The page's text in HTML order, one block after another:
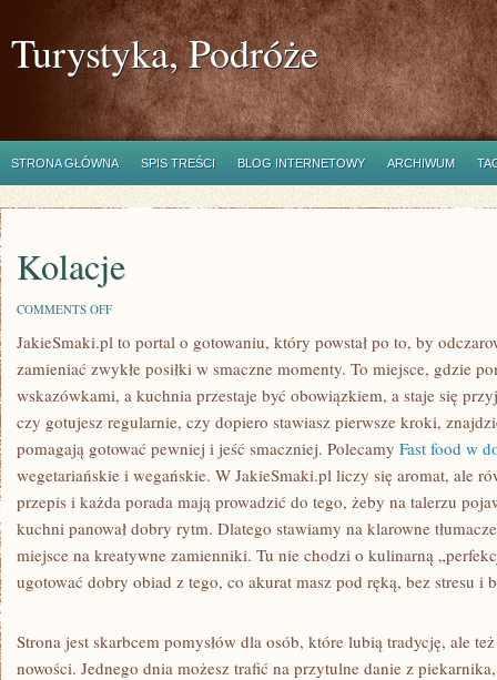
Turystyka, Podróże
STRONA GŁÓWNA SPIS TREŚCI BLOG INTERNETOWY ARCHIWUM
Kolacje
COMMENTS OFFON
JakieSmaki.pl to portal o gotowaniu, który powstał po to, by
zamieniać zwykłe posiłki w smaczne momenty. To miejsce, gdzie
wskazówkami, a kuchnia przestaje być obowiązkiem, a staje się
czy gotujesz regularnie, czy dopiero stawiasz pierwsze kroki,
pomagają gotować pewniej i jeść smaczniej. Polecamy Fast food w
wegetariańskie i wegańskie. W JakieSmaki.pl liczy się aromat, ale
przepis i każda porada mają prowadzić do tego, żeby na talerzu
kuchni panował dobry rytm. Dlatego stawiamy na klarowne
miejsce na kreatywne zamienniki. Tu nie chodzi o kulinarną
ugotować dobry obiad z tego, co akurat masz pod ręką, bez stresu i
Strona jest skarbcem pomysłów dla osób, które lubią tradycję, ale
nowości. Jednego dnia możesz trafić na przytulne danie z